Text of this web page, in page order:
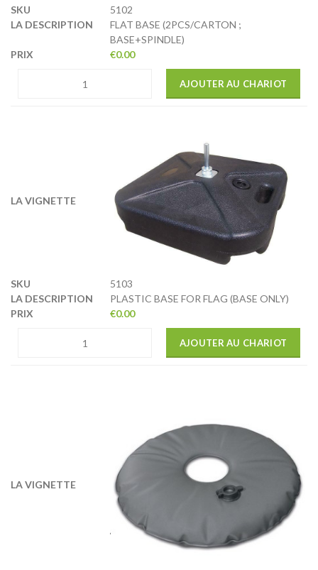
5102
FLAT BASE (2PCS/CARTON ;
BASE+SPINDLE)
€0.00
AJOUTER AU CHARIOT
5103
PLASTIC BASE FOR FLAG (BASE ONLY)
€0.00
AJOUTER AU CHARIOT